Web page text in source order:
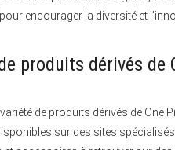
encourager la diversité et
produits dérivés de
variété de produits dérivés de
sur des sites